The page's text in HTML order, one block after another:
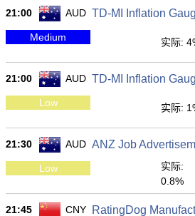
21:00 AUD TD-MI Inflation
Medium 实际:
21:00 AUD TD-MI Inflation
Low 实际:
21:30 AUD ANZ Job
Low
实际:
0.8%
21:45 CNY RatingDog